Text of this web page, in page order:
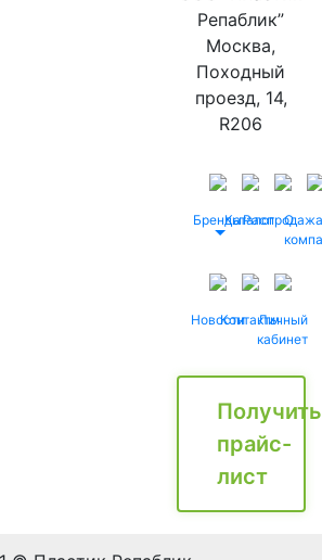
Репаблик”
Москва,
Походный
проезд, 14,
R206
БрендыКаталог
Распродажа
О
НовостиКонтактыЛичный
кабинет
Получить
прайс-
лист